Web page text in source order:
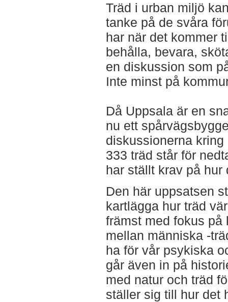
Träd i urban miljö
tanke på de svåra
har när det kommer
behålla, bevara,
en diskussion som
Inte minst på
Då Uppsala är en
nu ett
diskussionerna
333 träd står för
har ställt krav på hur
Den här uppsatsen
kartlägga hur träd
främst med fokus på
mellan människa -
ha för vår psykiska
går även in på
med natur och träd
ställer sig till hur det